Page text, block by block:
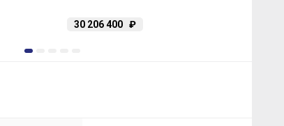
30 206 400 ₽
1